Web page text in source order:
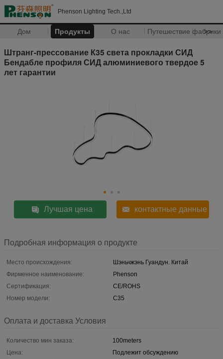
Phenson Lighting Tech.,Ltd
Дом Продукты О нас Путешествие фабрики
>>
Штранг-прессование К35 света прокладки СИД
Бендабле профиля СИД алюминиевого твердое 5
лет гарантии
Лучшая цена контактные данные
Подробная информация о продукте
Место происхождения:
Шэньчжэнь Гуандун. Китай
Фирменное наименование:
Phenson
Сертификация:
CE/ROHS
Номер модели:
C35
Оплата и доставка Условия
Количество мин заказа:
100meters
Цена:
Подлежит обсуждению